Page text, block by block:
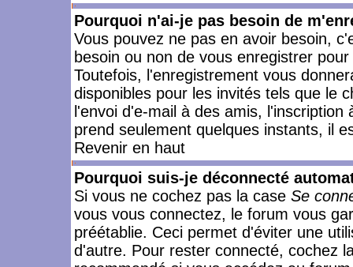
Pourquoi n'ai-je pas besoin de
Vous pouvez ne pas en avoir besoin,
besoin ou non de vous enregistrer
Toutefois, l'enregistrement vous
disponibles pour les invités tels que le
l'envoi d'e-mail à des amis,
prend seulement quelques instants, il
Revenir en haut
Pourquoi suis-je déconnecté
Si vous ne cochez pas la case Se
vous vous connectez, le forum vous
préétablie. Ceci permet d'éviter une
d'autre. Pour rester connecté, cochez